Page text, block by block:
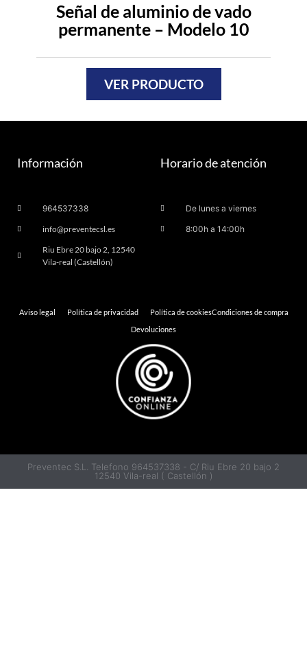
Señal de aluminio de vado
permanente – Modelo 10
VER PRODUCTO
Información
964537338
info@preventecsl.es
Riu Ebre 20 bajo 2, 12540
Vila-real (Castellón)
Horario de atención
De lunes a viernes
8:00h a 14:00h
Aviso legal Política de privacidad Política de cookiesCondiciones de compra
Devoluciones
Preventec S.L. Telefono 964537338 - C/ Riu Ebre 20 bajo 2
12540 Vila-real ( Castellón )